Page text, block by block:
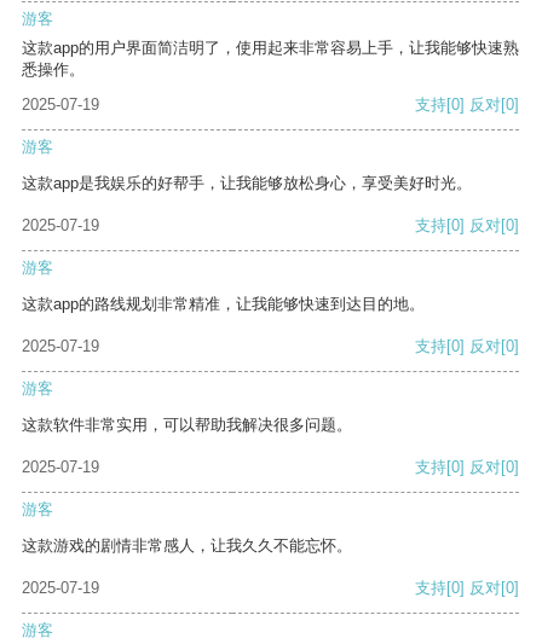
游客
这款app的用户界面简洁明了，使用起来非常容易上手，让我能够快速熟
悉操作。
2025-07-19
支持[0] 反对[0]
游客
这款app是我娱乐的好帮手，让我能够放松身心，享受美好时光。
2025-07-19 支持[0] 反对[0]
游客
这款app的路线规划非常精准，让我能够快速到达目的地。
2025-07-19 支持[0] 反对[0]
游客
这款软件非常实用，可以帮助我解决很多问题。
2025-07-19 支持[0] 反对[0]
游客
这款游戏的剧情非常感人，让我久久不能忘怀。
2025-07-19 支持[0] 反对[0]
游客